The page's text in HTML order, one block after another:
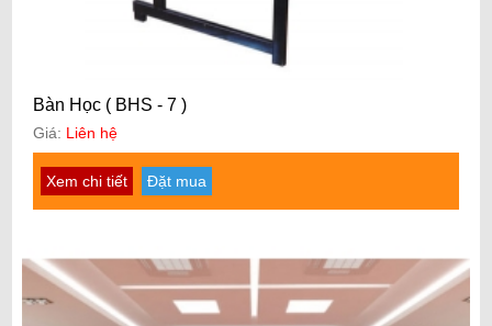
Bàn Học ( BHS - 7 )
Giá: Liên hệ
Xem chi tiết Đặt mua